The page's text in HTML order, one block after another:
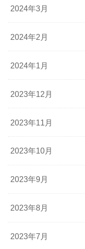
2024年3月
2024年2月
2024年1月
2023年12月
2023年11月
2023年10月
2023年9月
2023年8月
2023年7月